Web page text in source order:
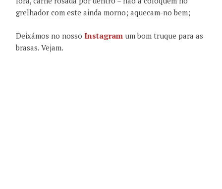
grelhador com este ainda morno; aquecam-no bem;
Deixámos no nosso Instagram um bom truque para as
brasas. Vejam.